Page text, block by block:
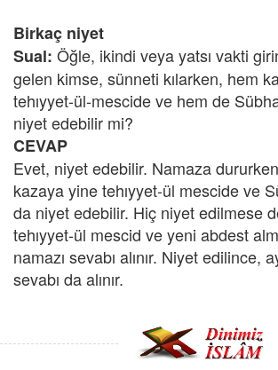
Birkaç niyet
Sual: Öğle, ikindi veya yatsı vakti
gelen kimse, sünneti kılarken, hem
tehıyyet-ül-mescide ve hem de
niyet edebilir mi?
CEVAP
Evet, niyet edebilir. Namaza
kazaya yine tehıyyet-ül mescide ve
da niyet edebilir. Hiç niyet edilmese
tehıyyet-ül mescid ve yeni abdest
namazı sevabı alınır. Niyet edilince,
sevabı da alınır.